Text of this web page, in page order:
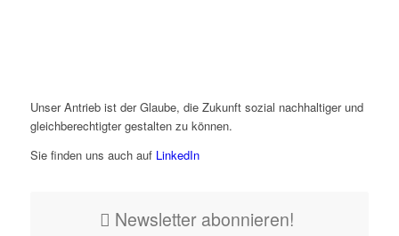
Unser Antrieb ist der Glaube, die Zukunft sozial nachhaltiger und
gleichberechtigter gestalten zu können.
Sie finden uns auch aufLinkedIn
Newsletter abonnieren!